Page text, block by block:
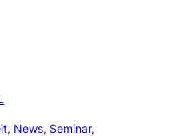
, News, Seminar